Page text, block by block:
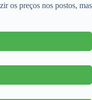
os preços nos postos, mas